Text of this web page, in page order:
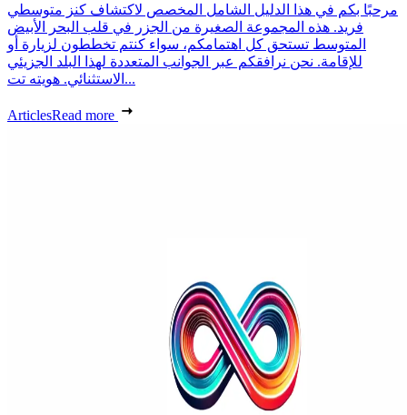
مرحبًا بكم في هذا الدليل الشامل المخصص لاكتشاف كنز متوسطي
فريد. هذه المجموعة الصغيرة من الجزر في قلب البحر الأبيض
المتوسط تستحق كل اهتمامكم، سواء كنتم تخططون لزيارة أو
للإقامة. نحن نرافقكم عبر الجوانب المتعددة لهذا البلد الجزيئي
الاستثنائي. هويته تت...
ArticlesRead more